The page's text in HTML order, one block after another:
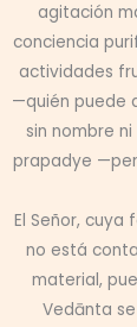
agitación
conciencia
actividades
—quién puede
sin nombre
prapadye
El Señor, cuya
no está
material,
Vedānta